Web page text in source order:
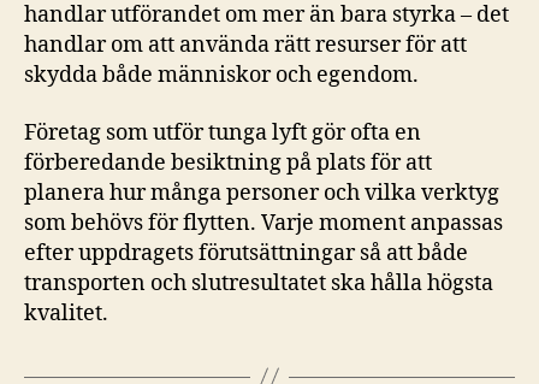
handlar utförandet om mer än bara styrka – det
handlar om att använda rätt resurser för att
skydda både människor och egendom.
Företag som utför tunga lyft gör ofta en
förberedande besiktning på plats för att
planera hur många personer och vilka verktyg
som behövs för flytten. Varje moment anpassas
efter uppdragets förutsättningar så att både
transporten och slutresultatet ska hålla högsta
kvalitet.